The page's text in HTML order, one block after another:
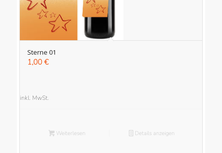
Sterne 01
1,00 €
inkl. MwSt.
Weiterlesen Details anzeigen